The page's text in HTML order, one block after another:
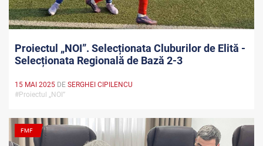
Proiectul „NOI”. Selecționata Cluburilor de Elită -
Selecționata Regională de Bază 2-3
15 MAI 2025 DE SERGHEI CIPILENCU
#Proiectul „NOI”
FMF